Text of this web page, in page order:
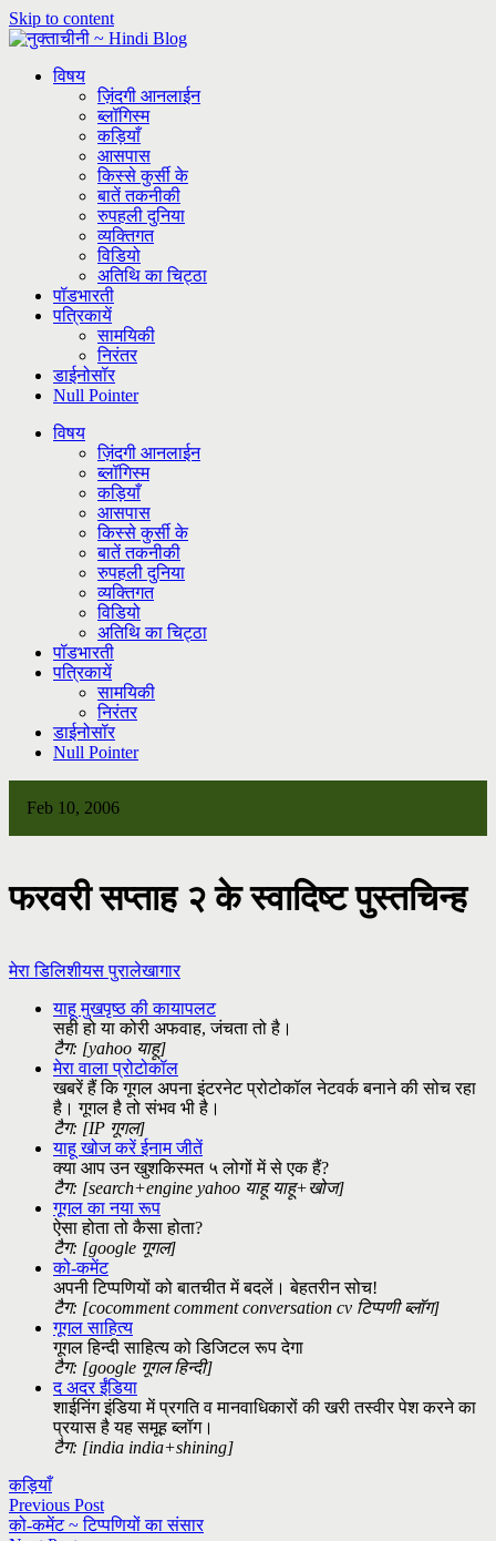
Skip to content
विषय
ज़िंदगी आनलाईन
ब्लॉगिस्म
कड़ियाँ
आसपास
किस्से कुर्सी के
बातें तकनीकी
रुपहली दुनिया
व्यक्तिगत
विडियो
अतिथि का चिट्ठा
पॉडभारती
पत्रिकायें
सामयिकी
निरंतर
डाईनोसॉर
Null Pointer
विषय
ज़िंदगी आनलाईन
ब्लॉगिस्म
कड़ियाँ
आसपास
किस्से कुर्सी के
बातें तकनीकी
रुपहली दुनिया
व्यक्तिगत
विडियो
अतिथि का चिट्ठा
पॉडभारती
पत्रिकायें
सामयिकी
निरंतर
डाईनोसॉर
Null Pointer
Feb 10, 2006
फरवरी सप्ताह २ के स्वादिष्ट पुस्तचिन्ह
मेरा डिलिशीयस पुरालेखागार
याहू मुखपृष्ठ की कायापलट
सही हो या कोरी अफवाह, जंचता तो है।
टैग: [yahoo याहू]
मेरा वाला प्रोटोकॉल
खबरें हैं कि गूगल अपना इंटरनेट प्रोटोकॉल नेटवर्क बनाने की सोच रहा
है। गूगल है तो संभव भी है।
टैग: [IP गूगल]
याहू खोज करें ईनाम जीतें
क्या आप उन खुशकिस्मत ५ लोगों में से एक हैं?
टैग: [search+engine yahoo याहू याहू+खोज]
गूगल का नया रूप
ऐसा होता तो कैसा होता?
टैग: [google गूगल]
को-कमेंट
अपनी टिप्पणियों को बातचीत में बदलें। बेहतरीन सोच!
टैग: [cocomment comment conversation cv टिप्पणी ब्लॉग]
गूगल साहित्य
गूगल हिन्दी साहित्य को डिजिटल रूप देगा
टैग: [google गूगल हिन्दी]
द अदर ईंडिया
शाईनिंग इंडिया में प्रगति व मानवाधिकारों की खरी तस्वीर पेश करने का
प्रयास है यह समूह ब्लॉग।
टैग: [india india+shining]
कड़ियाँ
Previous Post
को-कमेंट ~ टिप्पणियों का संसार